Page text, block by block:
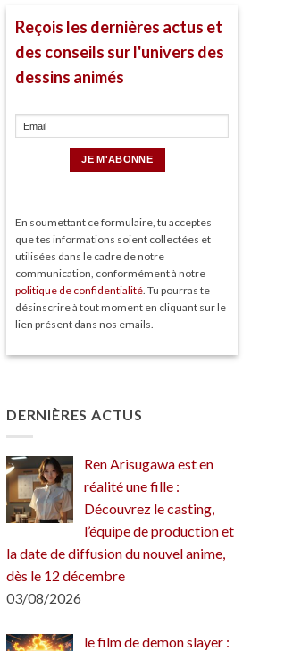
Reçois les dernières actus et
des conseils sur l'univers des
dessins animés
En soumettant ce formulaire, tu acceptes
que tes informations soient collectées et
utilisées dans le cadre de notre
communication, conformément à notre
politique de confidentialité . Tu pourras te
désinscrire à tout moment en cliquant sur le
lien présent dans nos emails.
DERNIÈRES ACTUS
Ren Arisugawa est en
réalité une fille :
Découvrez le casting,
l’équipe de production et
la date de diffusion du nouvel anime,
dès le 12 décembre
03/08/2026
le film de demon slayer :